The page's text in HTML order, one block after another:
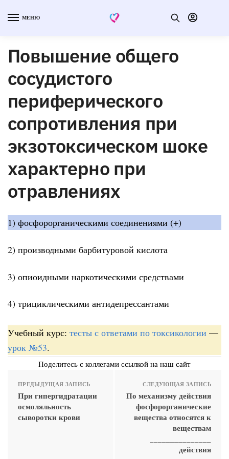
МЕНЮ
Повышение общего
сосудистого
периферического
сопротивления при
экзотоксическом шоке
характерно при
отравлениях
1) фосфорорганическими соединениями (+)
2) производными барбитуровой кислота
3) опиоидными наркотическими средствами
4) трициклическими антидепрессантами
Учебный курс: тесты с ответами по токсикологии —
урок №53.
Поделитесь с коллегами ссылкой на наш сайт
ПРЕДЫДУЩАЯ ЗАПИСЬ
При гипергидратации
осмоляльность
сыворотки крови
СЛЕДУЮЩАЯ ЗАПИСЬ
По механизму действия
фосфорорганические
вещества относятся к
веществам
действия